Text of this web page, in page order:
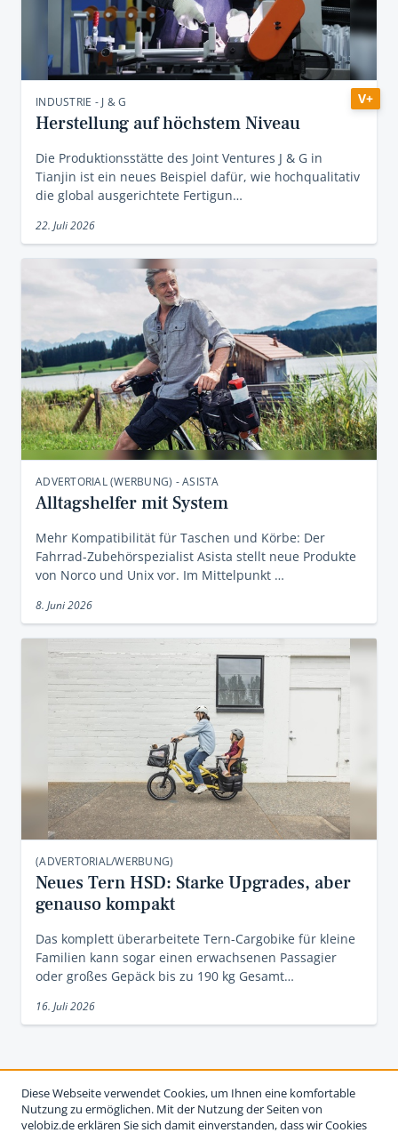
V+
INDUSTRIE - J & G
Herstellung auf höchstem Niveau
Die Produktionsstätte des Joint Ventures J & G in
Tianjin ist ein neues Beispiel dafür, wie hochqualitativ
die global ausgerichtete Fertigun…
22. Juli 2026
ADVERTORIAL (WERBUNG) - ASISTA
Alltagshelfer mit System
Mehr Kompatibilität für Taschen und Körbe: Der
Fahrrad-Zubehörspezialist Asista stellt neue Produkte
von Norco und Unix vor. Im Mittelpunkt …
8. Juni 2026
(ADVERTORIAL/WERBUNG)
Neues Tern HSD: Starke Upgrades, aber
genauso kompakt
Das komplett überarbeitete Tern-Cargobike für kleine
Familien kann sogar einen erwachsenen Passagier
oder großes Gepäck bis zu 190 kg Gesamt…
16. Juli 2026
Diese Webseite verwendet Cookies, um Ihnen eine komfortable
Nutzung zu ermöglichen. Mit der Nutzung der Seiten von
velobiz.de erklären Sie sich damit einverstanden, dass wir Cookies